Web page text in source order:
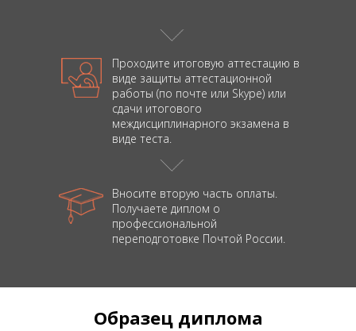
Проходите итоговую аттестацию в
виде защиты аттестационной
работы (по почте или Skype) или
сдачи итогового
междисциплинарного экзамена в
виде теста.
Вносите вторую часть оплаты.
Получаете диплом о
профессиональной
переподготовке Почтой России.
Образец диплома